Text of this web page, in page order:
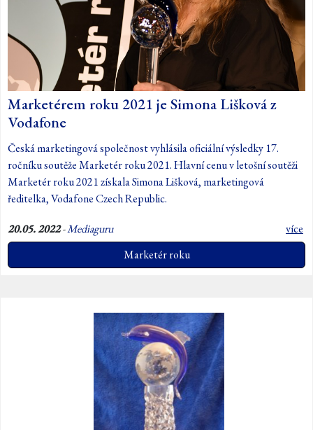
Marketérem roku 2021 je Simona Lišková z
Vodafone
Česká marketingová společnost vyhlásila oficiální výsledky 17.
ročníku soutěže Marketér roku 2021. Hlavní cenu v letošní soutěži
Marketér roku 2021 získala Simona Lišková, marketingová
ředitelka, Vodafone Czech Republic.
20.05. 2022-Mediaguru
více
Marketér roku